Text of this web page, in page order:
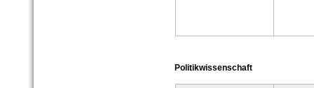
Politikwissenschaft